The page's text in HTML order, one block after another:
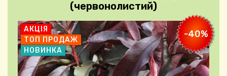
(червонолистий)
АКЦІЯ
ТОП ПРОДАЖ
НОВИНКА
-40%